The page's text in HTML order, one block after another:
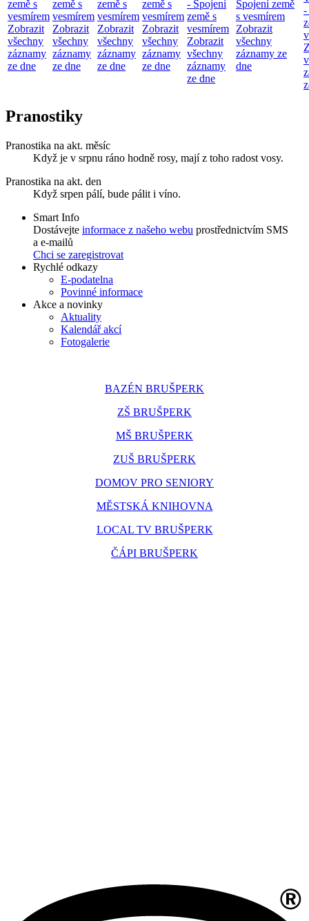
země s
vesmírem
Zobrazit
všechny
záznamy
ze dne
země s
vesmírem
Zobrazit
všechny
záznamy
ze dne
země s
vesmírem
Zobrazit
všechny
záznamy
ze dne
země s
vesmírem
Zobrazit
všechny
záznamy
ze dne
- Spojení
země s
vesmírem
Zobrazit
všechny
záznamy
ze dne
Spojení země
s vesmírem
Zobrazit
všechny
záznamy ze
dne
-
Pranostiky
Pranostika na akt. měsíc
Když je v srpnu ráno hodně rosy, mají z toho radost vosy.
Pranostika na akt. den
Když srpen pálí, bude pálit i víno.
Smart Info
Dostávejte informace z našeho webu prostřednictvím SMS
a e-mailů
Chci se zaregistrovat
Rychlé odkazy
E-podatelna
Povinné informace
Akce a novinky
Aktuality
Kalendář akcí
Fotogalerie
BAZÉN BRUŠPERK
ZŠ BRUŠPERK
MŠ BRUŠPERK
ZUŠ BRUŠPERK
DOMOV PRO SENIORY
MĚSTSKÁ KNIHOVNA
LOCAL TV BRUŠPERK
ČÁPI BRUŠPERK